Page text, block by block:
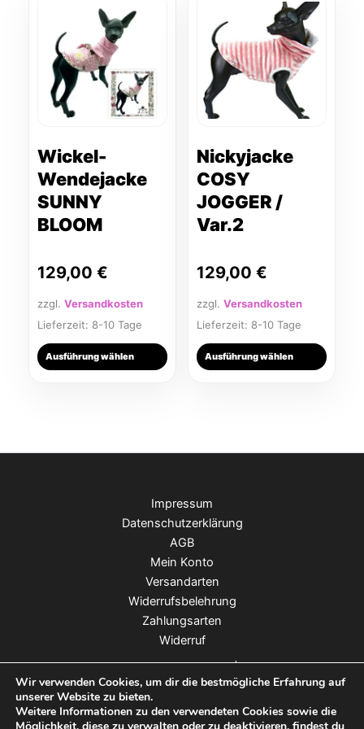
zzgl. Versandkosten
Lieferzeit: 8-10 Tage
Wickel-
Wendejacke
SUNNY
BLOOM
129,00 €
Ausführung wählen
mehrere
Varianten
können
auf
der
Produktseite
gewählt
zzgl. Versandkosten
Lieferzeit: 8-10 Tage
Nickyjacke
COSY
JOGGER /
Var.2
129,00 €
Ausführung wählen
weist
mehrere
Varianten
auf.
können
auf
der
Produktseite
gewählt
Impressum
Datenschutzerklärung
AGB
Mein Konto
Versandarten
Widerrufsbelehrung
Zahlungsarten
Widerruf
Deutsche Medien Verlagsgruppe®
Wir verwenden Cookies, um dir die bestmögliche Erfahrung auf
unserer Website zu bieten.
Weitere Informationen zu den verwendeten Cookies sowie die